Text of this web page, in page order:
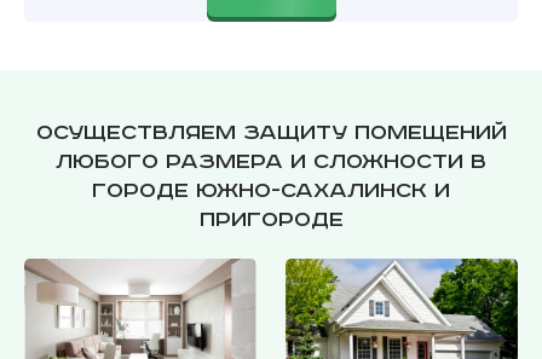
Осуществляем защиту помещений
любого размера и сложности в
городе Южно-Сахалинск и
пригороде